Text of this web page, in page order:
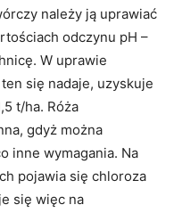
należy ją uprawiać
odczynu pH –
W uprawie
się nadaje, uzyskuje
t/ha. Róża
gdyż można
inne wymagania. Na
pojawia się chloroza
się więc na